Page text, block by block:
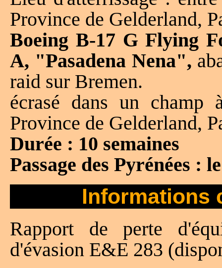
Province de Gelderland,
Boeing B-17 G Flying
A, "Pasadena Nena",
raid sur Bremen.
écrasé dans un
Province de Gelderland,
Durée : 10 semaines
Passage des Pyrénées :
Informations
Rapport de perte
d'évasion E&E 283